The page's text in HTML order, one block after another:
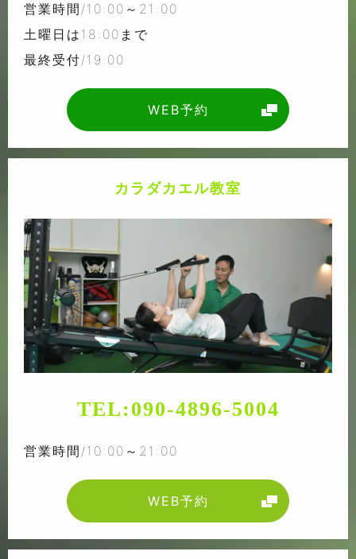
営業時間/10:00～21:00
土曜日は18:00まで
最終受付/19:00
WEB予約
カラダカエル教室
TEL:090-4896-5004
営業時間/10:00～21:00
WEB予約